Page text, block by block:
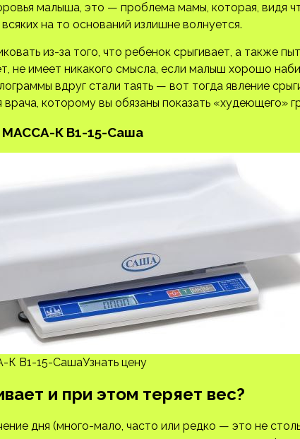
малыша, это — проблема мамы, которая, видя
на то оснований излишне волнуется.
из-за того, что ребенок срыгивает, а также
не имеет никакого смысла, если малыш хорошо
вдруг стали таять — вот тогда явление
которому вы обязаны показать «худеющего»
МАССА-К В1-15-Саша
В1-15-СашаУзнать цену
и при этом теряет вес?
дня (много-мало, часто или редко — это не